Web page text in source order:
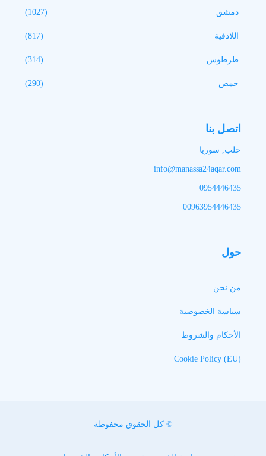
دمشق (1027)
اللاذقية (817)
طرطوس (314)
حمص (290)
اتصل بنا
حلب, سوريا
info@manassa24aqar.com
0954446435
00963954446435
حول
من نحن
سياسة الخصوصية
الأحكام والشروط
Cookie Policy (EU)
© كل الحقوق محفوظة